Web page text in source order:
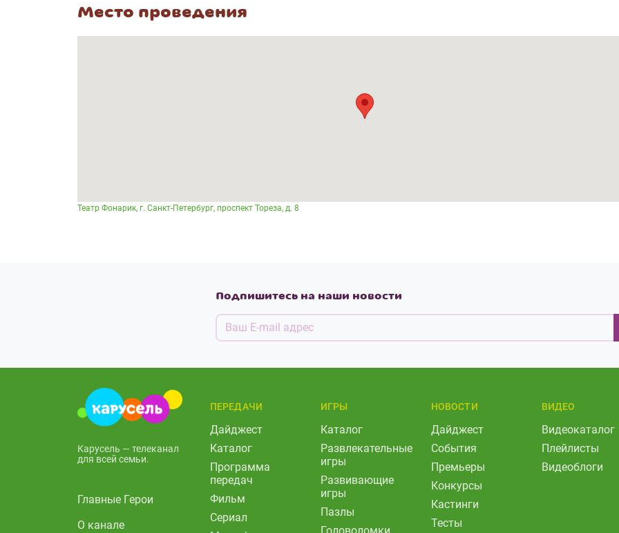
Место проведения
Театр Фонарик, г. Санкт-Петербург, проспект Тореза, д. 8
Подпишитесь на наши новости
Карусель — телеканал
для всей семьи.
Главные Герои
О канале
ПЕРЕДАЧИ
Дайджест
Каталог
Программа
передач
Фильм
Сериал
ИГРЫ
Каталог
Развлекательные
игры
Развивающие
игры
Пазлы
Головоломки
НОВОСТИ
Дайджест
События
Премьеры
Конкурсы
Кастинги
Тесты
ВИДЕО
Видеокаталог
Плейлисты
Видеоблоги